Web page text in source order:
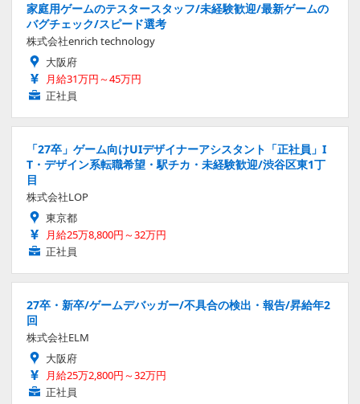
家庭用ゲームのテスタースタッフ/未経験歓迎/最新ゲームの
バグチェック/スピード選考
株式会社enrich technology
大阪府
月給31万円～45万円
正社員
「27卒」ゲーム向けUIデザイナーアシスタント「正社員」I
T・デザイン系転職希望・駅チカ・未経験歓迎/渋谷区東1丁
目
株式会社LOP
東京都
月給25万8,800円～32万円
正社員
27卒・新卒/ゲームデバッガー/不具合の検出・報告/昇給年2
回
株式会社ELM
大阪府
月給25万2,800円～32万円
正社員